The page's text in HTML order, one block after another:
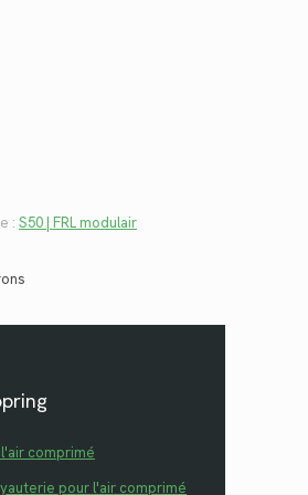
: S50 | FRL modulair
comprimé
pour l'air comprimé